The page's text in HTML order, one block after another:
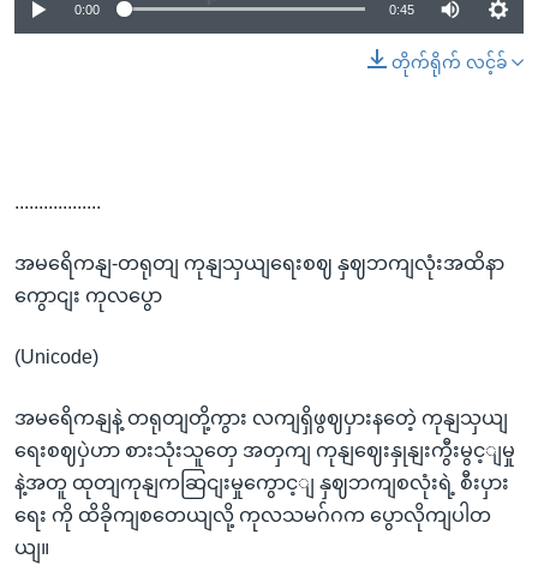
0:00 0:45
တိုက်ရိုက် လင့်ခ်
..................
အမရေိကနျ-တရုတျ ကုနျသှယျရေးစဈ နှဈဘကျလုံးအထိနာ
ကွောငျး ကုလပွော
(Unicode)
အမရေိကနျနဲ့ တရုတျတို့ကွား လကျရှိဖွဈပှားနတေဲ့ ကုနျသှယျ
ရေးစဈပှဲဟာ စားသုံးသူတှေ အတှကျ ကုနျဈေးနှုနျးကွီးမွင့ျမှု
နဲ့အတူ ထုတျကုနျကဆြငျးမှုကွောင့ျ နှဈဘကျစလုံးရဲ့ စီးပှား
ရေး ကို ထိခိုကျစတေယျလို့ ကုလသမဂ်ဂက ပွောလိုကျပါတ
ယျ။